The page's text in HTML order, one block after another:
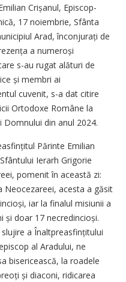
Crișanul, Episcop-
17 noiembrie, Sfânta
Arad, înconjurați de
a numeroși
s-au rugat alături de
și membri ai
cuvenit, s-a dat citire
Ortodoxe Române la
din anul 2024.
Părinte Emilian
Ierarh Grigorie
pomenit în această zi:
Neocezareei, acesta a găsit
iar la fi­nalul misiunii a
și doar 17 necredincioși.
a Înalt­prea­sfințitului
al Aradului, ne
bisericească, la roadele
și diaconi, ridicarea